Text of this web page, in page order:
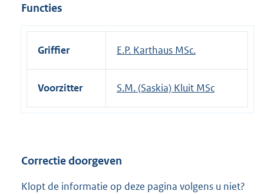
Functies
Griffier E.P. Karthaus MSc.
Voorzitter S.M. (Saskia) Kluit MSc
Correctie doorgeven
Klopt de informatie op deze pagina volgens u niet?